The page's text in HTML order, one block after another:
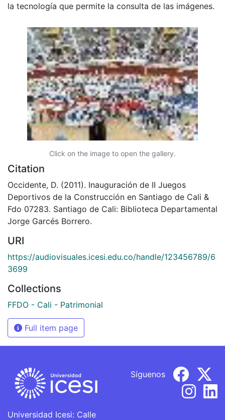
la tecnología que permite la consulta de las imágenes.
Click on the image to open the gallery.
Citation
Occidente, D. (2011). Inauguración de II Juegos
Deportivos de la Construcción en Santiago de Cali &
Fdo 07283. Santiago de Cali: Biblioteca Departamental
Jorge Garcés Borrero.
URI
https://audiovisuales.icesi.edu.co/handle/123456789/6
3699
Collections
FFDO - Cali - Patrimonial
Full item page
Universidad Icesi: Calle
Síguenos